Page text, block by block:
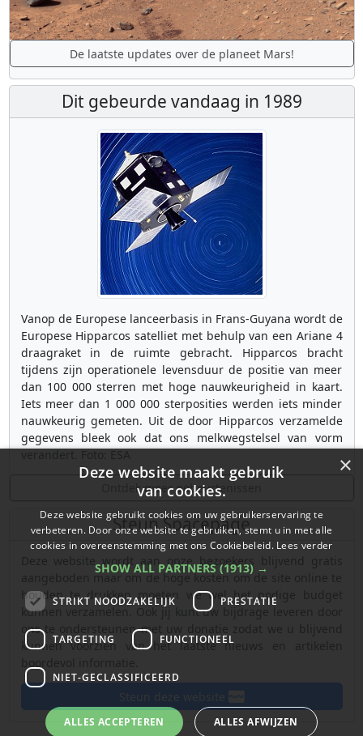
De laatste updates over de planeet Mars!
Dit gebeurde vandaag in 1989
Vanop de Europese lanceerbasis in Frans-Guyana wordt de
Europese Hipparcos satelliet met behulp van een Ariane 4
draagraket in de ruimte gebracht. Hipparcos bracht
tijdens zijn operationele levensduur de positie van meer
dan 100 000 sterren met hoge nauwkeurigheid in kaart.
Iets meer dan 1 000 000 sterposities werden iets minder
nauwkeurig gemeten. Uit de door Hipparcos verzamelde
gegevens bleek ook dat ons melkwegstelsel van vorm
Ontdek meer gebeurtenissen
Steun Spacepage
Deze website wordt aan onze bezoekers blijvend gratis
aangeboden maar om de hoge kosten om de site online te
houden te drukken moeten we wel het nodige budget
kunnen verzamelen. Ook jij kunt uw bijdrage leveren door
ons te ondersteunen met uw donatie zodat we u blijvend
kunnen voorzien van het laatste nieuws en artikelen
Steun deze website
×
Deze website maakt gebruik
van cookies.
Deze website gebruikt cookies om uw gebruikerservaring te
verbeteren. Door onze website te gebruiken, stemt u in met alle
cookies in overeenstemming met ons Cookiebeleid. Lees verder
SHOW ALL PARTNERS (1913) →
STRIKT NOODZAKELIJK PRESTATIE
TARGETING FUNCTIONEEL
NIET-GECLASSIFICEERD
ALLES ACCEPTEREN ALLES AFWIJZEN